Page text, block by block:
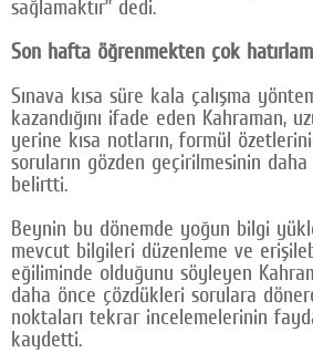
sağlamaktır” dedi.
Son hafta öğrenmekten çok
Sınava kısa süre kala çalışma
kazandığını ifade eden Kahraman,
yerine kısa notların, formül
soruların gözden geçirilmesinin daha
belirtti.
Beynin bu dönemde yoğun bilgi
mevcut bilgileri düzenleme ve
eğiliminde olduğunu söyleyen
daha önce çözdükleri sorulara
noktaları tekrar incelemelerinin
kaydetti.